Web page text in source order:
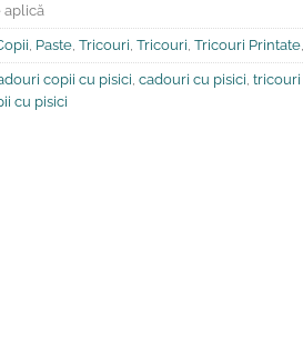
aplică
Paste Tricouri Tricouri Tricouri Printate
copii cu pisici cadouri cu pisici tricouri
cu pisici